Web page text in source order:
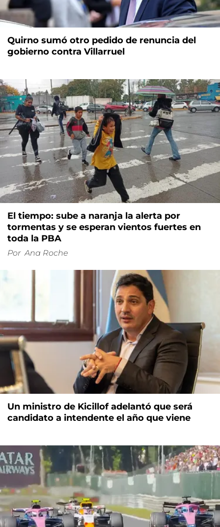
Quirno sumó otro pedido de renuncia del
gobierno contra Villarruel
El tiempo: sube a naranja la alerta por
tormentas y se esperan vientos fuertes en
toda la PBA
Por Ana Roche
Un ministro de Kicillof adelantó que será
candidato a intendente el año que viene